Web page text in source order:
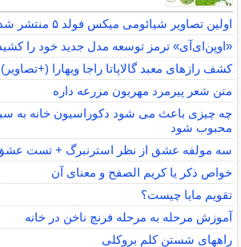
اولین تصاویر شیائومی میکس فولد ۵ منتشر شد
«اوپن‌ای‌آی» ترمز توسعه مدل جدید خود را
کشف رازهای معبد گالاپاتا راجا ویهارا (+تصاویر)
متن شعر پیرمرد مهربون مزرعه داره
چه چیزی باعث می شود دکوراسیون خانه به سبک
محبوب شود
سه مولفه عشق از نظر استرنبرگ + تست
خواص ذکر یا کریم الصفح و معنای آن
تقویم مایا چیست؟
آموزش مرحله به مرحله فرنچ ناخن در خانه
راههای شستن کلم بروکلی